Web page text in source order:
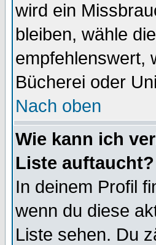
wird ein
bleiben, wähle
empfehlenswert,
Bücherei oder
Nach oben
Wie kann ich
Liste auftaucht?
In deinem Profil
wenn du diese
Liste sehen. Du